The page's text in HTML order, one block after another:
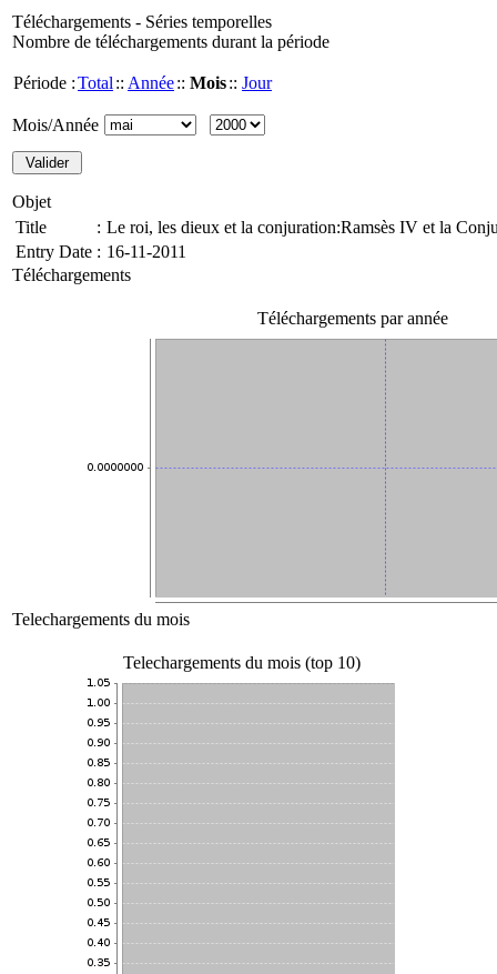
Téléchargements - Séries temporelles
Nombre de téléchargements durant la période
Période :Total :: Année:: Mois:: Jour
Mois/Année
Objet
Title
: Le roi, les dieux et la conjuration:Ramsès IV et la
Entry Date : 16-11-2011
Téléchargements
Téléchargements par année
Telechargements du mois
Telechargements du mois (top 10)